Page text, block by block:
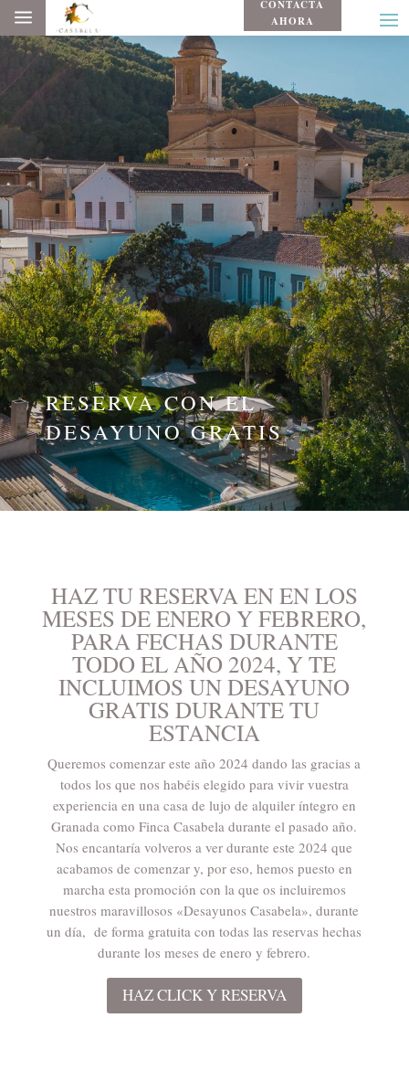
a
CONTACTA
AHORA
RESERVA CON EL
DESAYUNO GRATIS
HAZ TU RESERVA EN EN LOS
MESES DE ENERO Y FEBRERO,
PARA FECHAS DURANTE
TODO EL AÑO 2024, Y TE
INCLUIMOS UN DESAYUNO
GRATIS DURANTE TU
ESTANCIA
Queremos comenzar este año 2024 dando las gracias a
todos los que nos habéis elegido para vivir vuestra
experiencia en una casa de lujo de alquiler íntegro en
Granada como Finca Casabela durante el pasado año.
Nos encantaría volveros a ver durante este 2024 que
acabamos de comenzar y, por eso, hemos puesto en
marcha esta promoción con la que os incluiremos
nuestros maravillosos «Desayunos Casabela», durante
un día, de forma gratuita con todas las reservas hechas
durante los meses de enero y febrero.
HAZ CLICK Y RESERVA